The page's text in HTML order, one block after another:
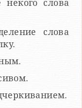
некого слова
слова